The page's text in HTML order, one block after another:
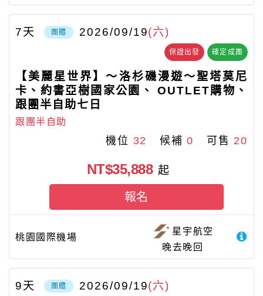
保證出發 確定成團
團體 2026/09/19(六)
7天
【美麗星世界】～洛杉磯漫遊～聖塔莫尼
卡、約書亞樹國家公園、 OUTLET購物、
跟團半自助七日
機位 32 候補0 可售 20
跟團半自助
桃園國際機場
星宇航空
晚去晚回
NT$35,888 起
報名
團體 2026/09/19(六)
9天